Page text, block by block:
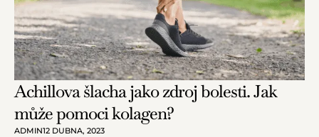
Achillova šlacha jako zdroj bolesti. Jak
může pomoci kolagen?
ADMIN12 DUBNA, 2023